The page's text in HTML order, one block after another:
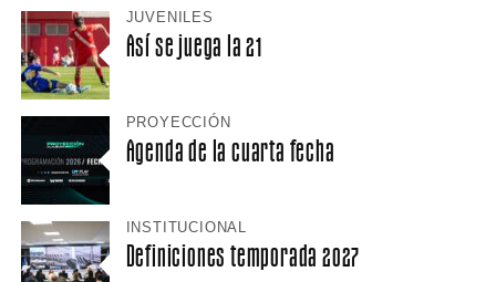
JUVENILES
Así se juega la 21
PROYECCIÓN
Agenda de la cuarta fecha
INSTITUCIONAL
Definiciones temporada 2027